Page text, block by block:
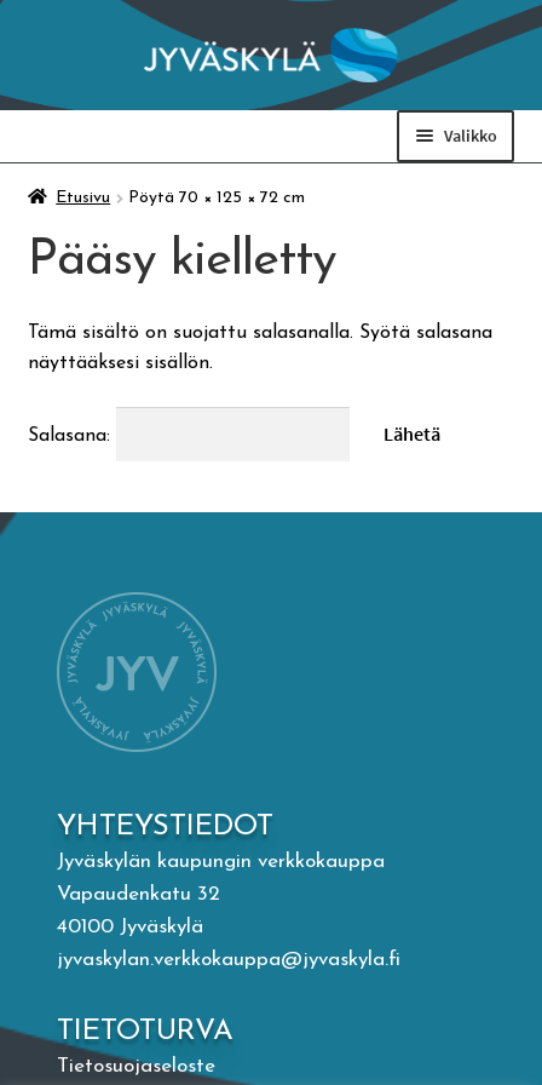
Siirry
navigointiin
Siirry
sisältöön
Valikko
Taidemuseo & Ratamo
Suomen käsityön museo
Skeittihalli
Taideapteekki
Kirjasto
Valon Kaupunki
Lasten Lysti & LystiKylä-festivaali
English
Etusivu Pöytä 70 × 125 × 72 cm
Pääsy kielletty
Tämä sisältö on suojattu salasanalla. Syötä salasana
näyttääksesi sisällön.
Salasana:
YHTEYSTIEDOT
Jyväskylän kaupungin verkkokauppa
Vapaudenkatu 32
40100 Jyväskylä
jyvaskylan.verkkokauppa@jyvaskyla.fi
TIETOTURVA
Tietosuojaseloste